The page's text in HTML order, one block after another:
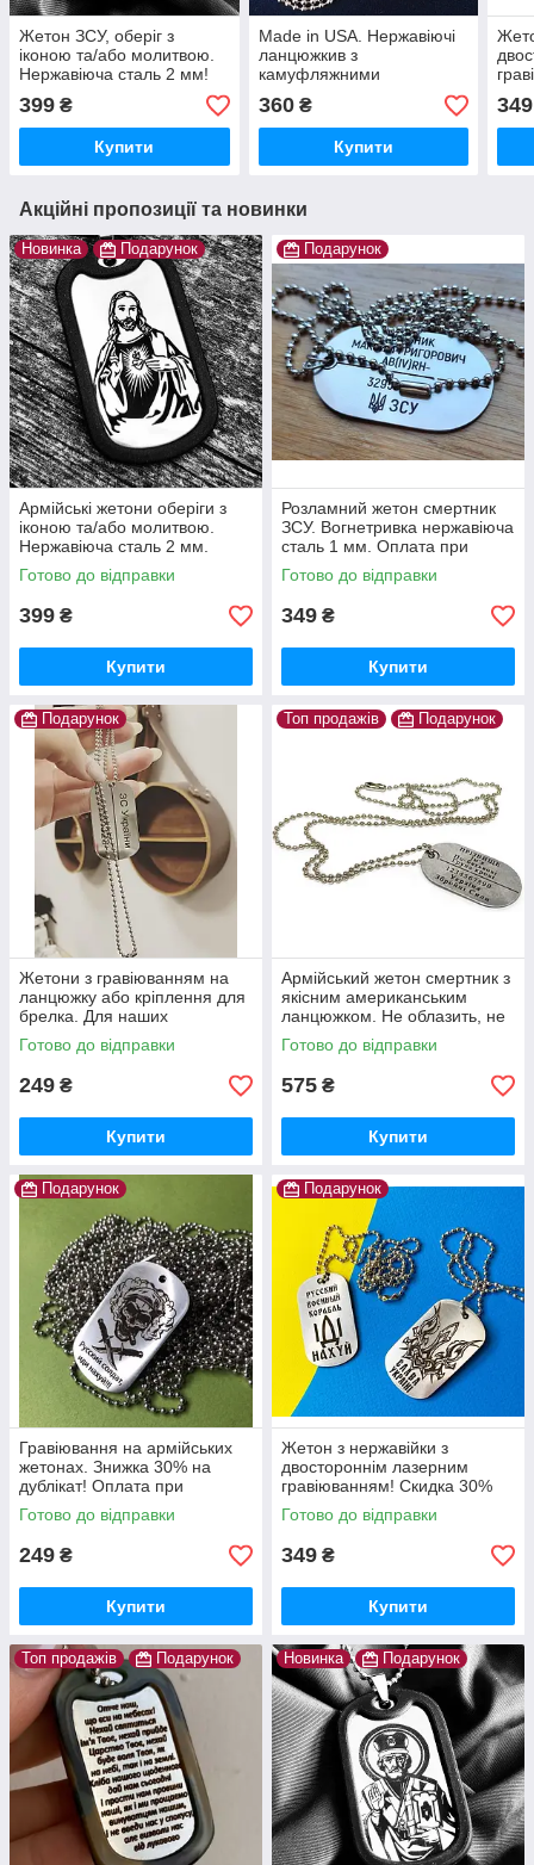
Жетон ЗСУ, оберіг з
іконою та/або молитвою.
Нержавіюча сталь 2 мм!
Оплата на пошті.
Ланцюжок, бампер та
скоба в подарунок
399 ₴
Купити
Made in USA. Нержавіючі
ланцюжкив з
камуфляжними
бамперами / обідками /
глушак для жетонів
смертників. Не облазить.
Оплата на пошті
360₴
Купити
30%
349
Акційні пропозиції та новинки
Новинка Подарунок
Армійські жетони оберіги з
іконою та/або молитвою.
Нержавіюча сталь 2 мм.
Оплата на пошті. Гарантія 10
років. Жетон ЗСУ.
Готово до відправки
399 ₴
Купити
Подарунок
Розламний жетон смертник
ЗСУ. Вогнетривка нержавіюча
сталь 1 мм. Оплата при
отриманні! Швидка відправка.
Готово до відправки
349 ₴
Купити
Подарунок
Жетони з гравіюванням на
ланцюжку або кріплення для
брелка. Для наших
захисників. Напис не
зтирається
Готово до відправки
249 ₴
Купити
Топ продажів Подарунок
Армійський жетон смертник з
якісним американським
ланцюжком. Не облазить, не
фарбує та не дратує шию!
Оплата при отриманні.
Готово до відправки
575 ₴
Купити
Подарунок
Гравіювання на армійських
жетонах. Знижка 30% на
дублікат! Оплата при
отриманні! Швидко та якісно!
Напис не зтирається.
Готово до відправки
249 ₴
Купити
Подарунок
Жетон з нержавійки з
двостороннім лазерним
гравіюванням! Скидка 30%
на дублікат! Будь який текст
або малюнок! Швидко та
якісно!
Готово до відправки
349 ₴
Купити
Топ продажів Подарунок Новинка Подарунок